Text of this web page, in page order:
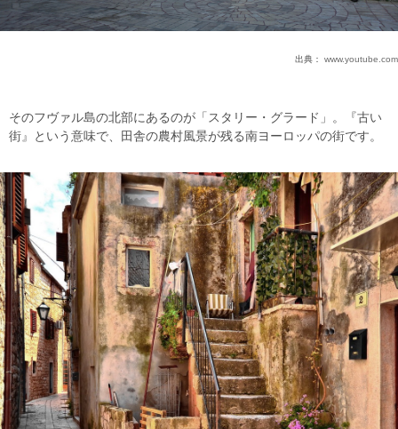
出典： www.youtube.com
そのフヴァル島の北部にあるのが「スタリー・グラード」。『古い
街』という意味で、田舎の農村風景が残る南ヨーロッパの街です。